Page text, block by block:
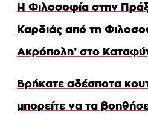
Η Φιλοσοφία στην
Καρδιάς από τη
Ακρόπολη’ στο
Βρήκατε αδέσποτα
μπορείτε να τα